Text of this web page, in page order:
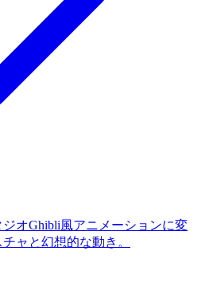
オGhibli風アニメーションに変
ャと幻想的な動き。